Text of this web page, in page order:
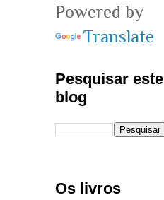
Powered by
Translate
Pesquisar este
blog
Os livros